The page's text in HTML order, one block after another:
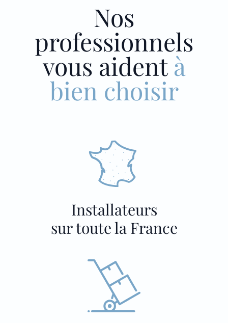
Nos
professionnels
vous aidentà
bien choisir
Installateurs
sur toute la France